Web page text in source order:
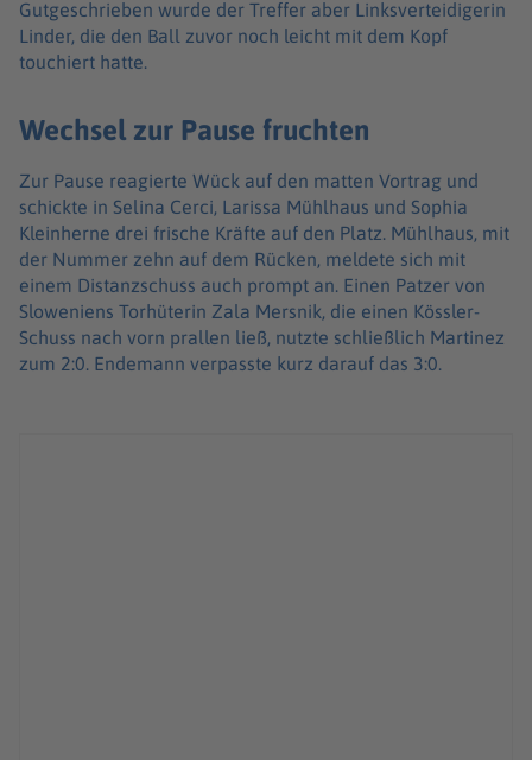
Gutgeschrieben wurde der Treffer aber Linksverteidigerin
Linder, die den Ball zuvor noch leicht mit dem Kopf
touchiert hatte.
Wechsel zur Pause fruchten
Zur Pause reagierte Wück auf den matten Vortrag und
schickte in Selina Cerci, Larissa Mühlhaus und Sophia
Kleinherne drei frische Kräfte auf den Platz. Mühlhaus, mit
der Nummer zehn auf dem Rücken, meldete sich mit
einem Distanzschuss auch prompt an. Einen Patzer von
Sloweniens Torhüterin Zala Mersnik, die einen Kössler-
Schuss nach vorn prallen ließ, nutzte schließlich Martinez
zum 2:0. Endemann verpasste kurz darauf das 3:0.